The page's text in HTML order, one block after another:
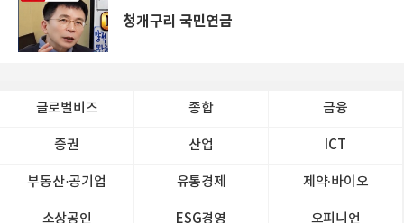
청개구리 국민연금
글로벌비즈 종합 금융
증권 산업 ICT
부동산·공기업 유통경제 제약∙바이오
소상공인 ESG경영 오피니언